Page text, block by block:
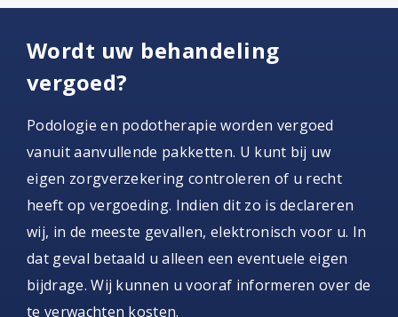
Wordt uw behandeling
vergoed?
Podologie en podotherapie worden vergoed
vanuit aanvullende pakketten. U kunt bij uw
eigen zorgverzekering controleren of u recht
heeft op vergoeding. Indien dit zo is declareren
wij, in de meeste gevallen, elektronisch voor u. In
dat geval betaald u alleen een eventuele eigen
bijdrage. Wij kunnen u vooraf informeren over de
te verwachten kosten.